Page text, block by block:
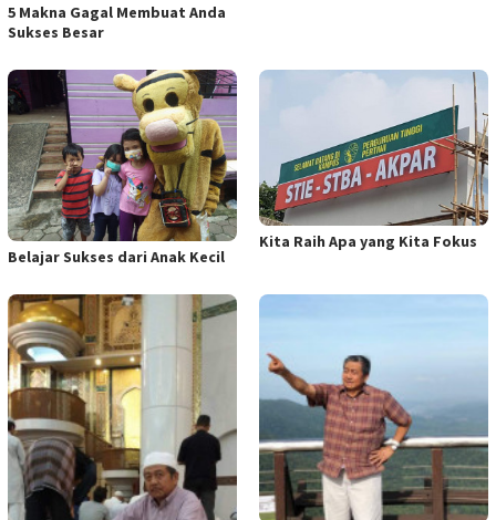
5 Makna Gagal Membuat Anda
Sukses Besar
Belajar Sukses dari Anak Kecil
Kita Raih Apa yang Kita Fokus